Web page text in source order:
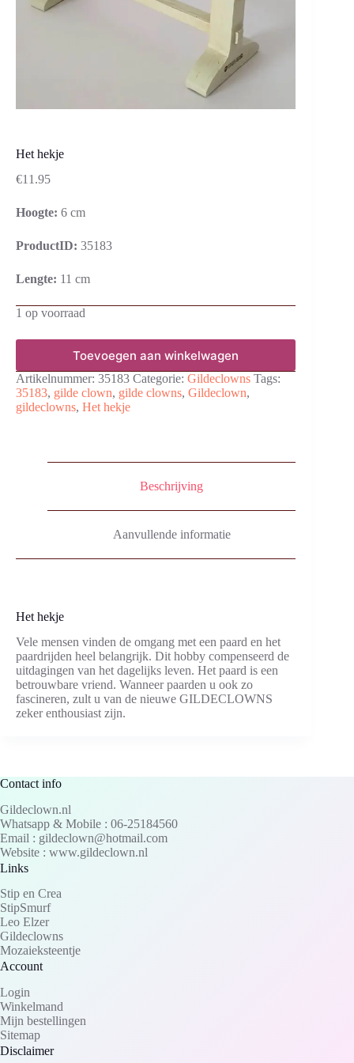
Het hekje
€11.95
Hoogte: 6 cm
ProductID: 35183
Lengte: 11 cm
1 op voorraad
Toevoegen aan winkelwagen
Artikelnummer: 35183 Categorie: Gildeclowns Tags:
35183, gilde clown, gilde clowns, Gildeclown,
gildeclowns, Het hekje
Beschrijving
Aanvullende informatie
Het hekje
Vele mensen vinden de omgang met een paard en het
paardrijden heel belangrijk. Dit hobby compenseerd de
uitdagingen van het dagelijks leven. Het paard is een
betrouwbare vriend. Wanneer paarden u ook zo
fascineren, zult u van de nieuwe GILDECLOWNS
zeker enthousiast zijn.
Contact info
Gildeclown.nl
Whatsapp & Mobile : 06-25184560
Email : gildeclown@hotmail.com
Website : www.gildeclown.nl
Links
Stip en Crea
StipSmurf
Leo Elzer
Gildeclowns
Mozaieksteentje
Account
Login
Winkelmand
Mijn bestellingen
Sitemap
Disclaimer